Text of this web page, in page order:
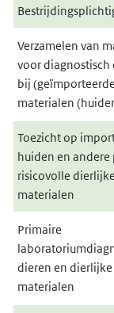
Verzamelen van
voor diagnostisch
bij
materialen
Toezicht op
huiden en
risicovolle dierlijke
materialen
Primaire
dieren en dierlijke
materialen